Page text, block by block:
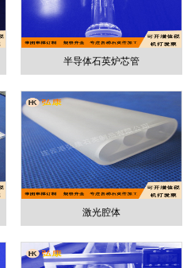
半导体石英炉芯管
激光腔体